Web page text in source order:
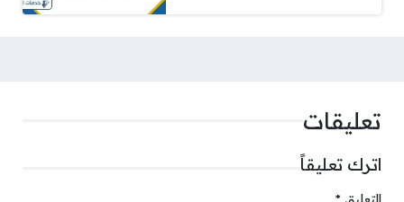
تعليقات
اترك تعليقاً